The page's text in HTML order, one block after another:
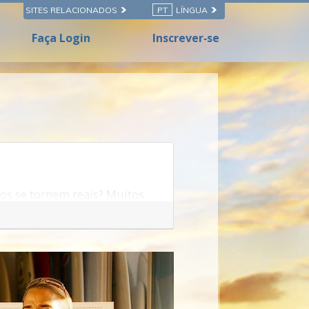
SITES RELACIONADOS PT LÍNGUA
Faça Login Inscrever‑se
se tornem reais
? Muitos
só no pensamento.
ou até mesmo
coisas acontecerem. Ao
ruínas em cidades antigas